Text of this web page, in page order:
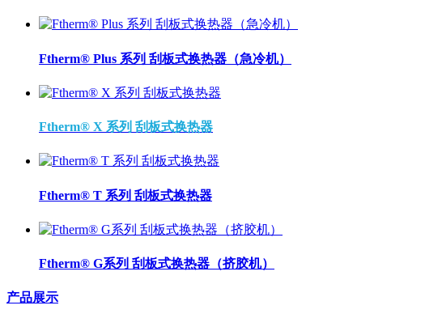
Ftherm® Plus 系列 刮板式换热器（急冷机）
Ftherm® X 系列 刮板式换热器
Ftherm® T 系列 刮板式换热器
Ftherm® G系列 刮板式换热器（挤胶机）
产品展示